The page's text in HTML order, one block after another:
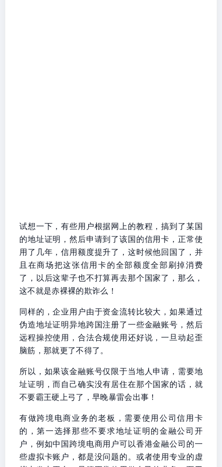
试想一下，有些用户根据网上的教程，搞到了某国
的地址证明，然后申请到了该国的信用卡，正常使
用了几年，信用额度提升了，这时候他回国了，并
且在商场把这张信用卡的全部额度全部刷掉消费
了，以后这辈子也不打算再去那个国家了，那么，
这不就是赤裸裸的欺诈么！
同样的，企业用户由于资金流转比较大，如果通过
伪造地址证明异地跨国注册了一些金融账号，然后
远程操控使用，合法合规使用还好说，一旦动起歪
脑筋，那就更了不得了。
所以，如果该金融账号仅限于当地人申请，需要地
址证明，而自己确实没有居住在那个国家的话，就
不要霸王硬上弓了，早晚暴雷会出事！
有做跨境电商业务的老板，需要使用公司信用卡
的，第一选择那些不要求地址证明的金融公司开
户，例如中国跨境电商用户可以香港金融公司的一
些虚拟卡账户，都是没问题的。或者使用专业的虚